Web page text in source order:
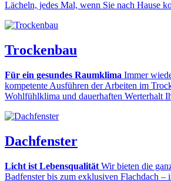
Lächeln, jedes Mal, wenn Sie nach Hause
Trockenbau
Für ein gesundes Raumklima Immer
kompetente Ausführen der Arbeiten im
Wohlfühlklima und dauerhaften Werterhalt
Dachfenster
Licht ist Lebensqualität Wir bieten die
Badfenster bis zum exklusiven Flachdach –